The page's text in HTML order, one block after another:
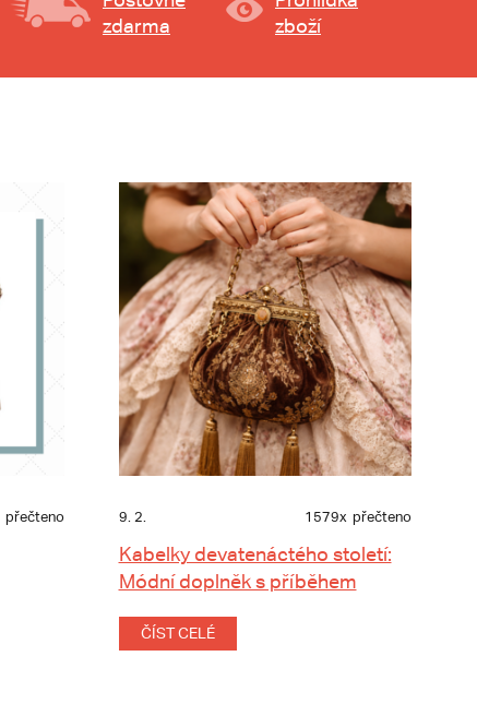
zdarma
zboží
přečteno 9. 2. 1579x přečteno
Kabelky devatenáctého století:
Módní doplněk s příběhem
ČÍST CELÉ